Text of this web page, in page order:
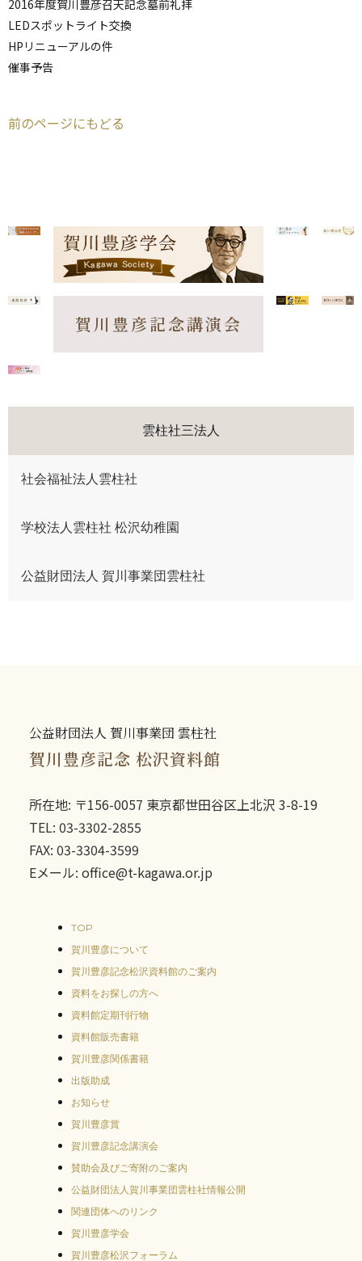
2016年度賀川豊彦召天記念墓前礼拝
LEDスポットライト交換
HPリニューアルの件
催事予告
前のページにもどる
賀川豊彦記念講演会
雲柱社三法人
社会福祉法人雲柱社
学校法人雲柱社 松沢幼稚園
公益財団法人 賀川事業団雲柱社
公益財団法人 賀川事業団 雲柱社
賀川豊彦記念 松沢資料館
所在地: 〒156-0057 東京都世田谷区上北沢 3-8-19
TEL: 03-3302-2855
FAX: 03-3304-3599
Eメール: office@t-kagawa.or.jp
TOP
賀川豊彦について
賀川豊彦記念松沢資料館のご案内
資料をお探しの方へ
資料館定期刊行物
資料館販売書籍
賀川豊彦関係書籍
出版助成
お知らせ
賀川豊彦賞
賀川豊彦記念講演会
賛助会及びご寄附のご案内
公益財団法人賀川事業団雲柱社情報公開
関連団体へのリンク
賀川豊彦学会
賀川豊彦松沢フォーラム